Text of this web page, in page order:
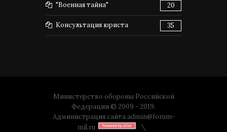
"Военная тайна" 20
Консультация юриста 35
Министерство обороны Российской
Федерации © 2009 - 2019.
Администрация сайта admin@forum-
mil.ru